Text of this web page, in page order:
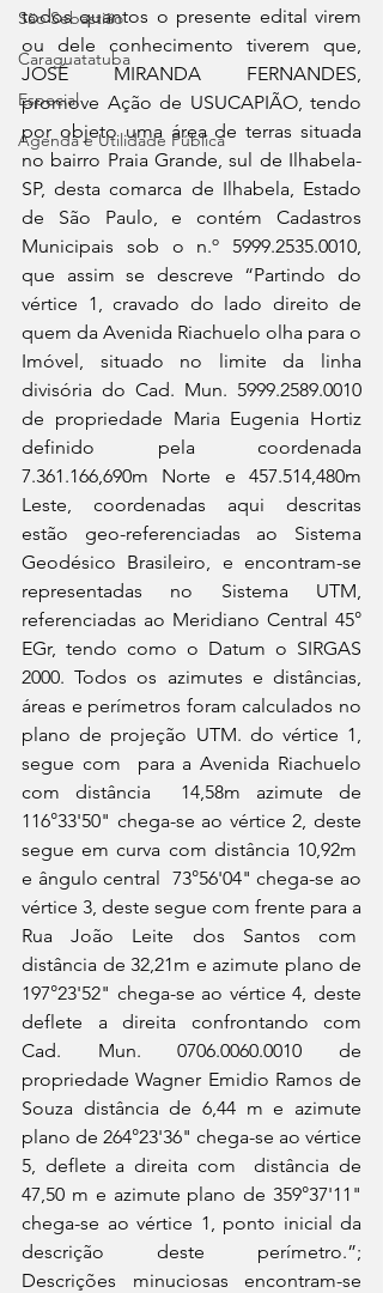
São Sebastião
Caraguatatuba
Especial
Agenda e Utilidade Pública
todos quantos o presente edital virem
ou dele conhecimento tiverem que,
JOSÉ MIRANDA FERNANDES,
promove Ação de USUCAPIÃO, tendo
por objeto uma área de terras situada
no bairro Praia Grande, sul de Ilhabela-
SP, desta comarca de Ilhabela, Estado
de São Paulo, e contém Cadastros
Municipais sob o n.º 5999.2535.0010,
que assim se descreve “Partindo do
vértice 1, cravado do lado direito de
quem da Avenida Riachuelo olha para o
Imóvel, situado no limite da linha
divisória do Cad. Mun. 5999.2589.0010
de propriedade Maria Eugenia Hortiz
definido pela coordenada
7.361.166,690m Norte e 457.514,480m
Leste, coordenadas aqui descritas
estão geo-referenciadas ao Sistema
Geodésico Brasileiro, e encontram-se
representadas no Sistema UTM,
referenciadas ao Meridiano Central 45°
EGr, tendo como o Datum o SIRGAS
2000. Todos os azimutes e distâncias,
áreas e perímetros foram calculados no
plano de projeção UTM. do vértice 1,
segue com  para a Avenida Riachuelo
com distância  14,58m azimute de
116°33'50" chega-se ao vértice 2, deste
segue em curva com distância 10,92m
e ângulo central  73°56'04" chega-se ao
vértice 3, deste segue com frente para a
Rua João Leite dos Santos com
distância de 32,21m e azimute plano de
197°23'52" chega-se ao vértice 4, deste
deflete a direita confrontando com
Cad. Mun. 0706.0060.0010 de
propriedade Wagner Emidio Ramos de
Souza distância de 6,44 m e azimute
plano de 264°23'36" chega-se ao vértice
5, deflete a direita com  distância de
47,50 m e azimute plano de 359°37'11"
chega-se ao vértice 1, ponto inicial da
descrição deste perímetro.”;
Descrições minuciosas encontram-se